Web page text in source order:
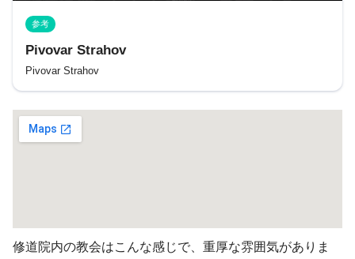
参考
Pivovar Strahov
Pivovar Strahov
修道院内の教会はこんな感じで、重厚な雰囲気がありま